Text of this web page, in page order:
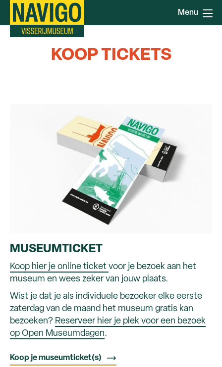
Direkt
Inhalt
Menu
KOOP TICKETS
MUSEUMTICKET
Koop hier je online ticket voor je bezoek aan het
museum en wees zeker van jouw plaats.
Wist je dat je als individuele bezoeker elke eerste
zaterdag van de maand het museum gratis kan
bezoeken? Reserveer hier je plek voor een bezoek
op Open Museumdagen.
Koop je museumticket(s)